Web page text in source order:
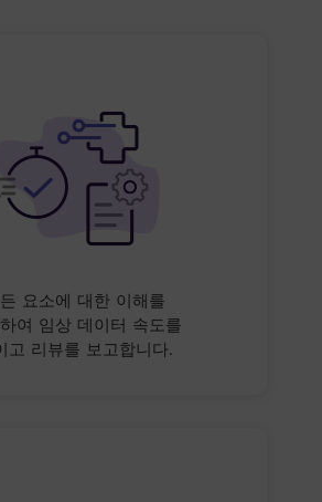
요소에 대한 이해를
여 임상 데이터 속도를
고 리뷰를 보고합니다.